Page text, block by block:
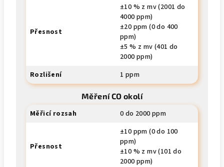
Přesnost
±10 % z mv (2001 do
4000 ppm)
±20 ppm (0 do 400
ppm)
±5 % z mv (401 do
2000 ppm)
Rozlišení
1 ppm
Měření CO okolí
Měřicí rozsah 0 do 2000 ppm
Přesnost
±10 ppm (0 do 100
ppm)
±10 % z mv (101 do
2000 ppm)